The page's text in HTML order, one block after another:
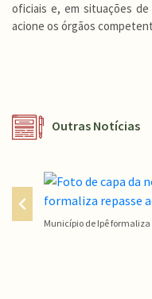
oficiais e, em situações
acione os órgãos
Outras Notícias
Município de Ipê formaliza